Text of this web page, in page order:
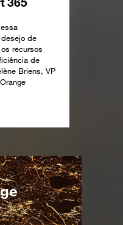
de
recursos
de
Briens, VP